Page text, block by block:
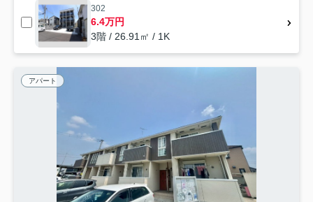
302
6.4万円
3階 / 26.91㎡ / 1K
アパート